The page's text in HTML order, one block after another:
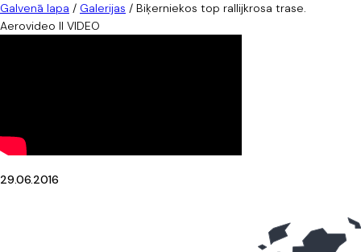
Galvenā lapa / Galerijas / Biķerniekos top rallijkrosa trase.
Aerovideo II VIDEO
29.06.2016